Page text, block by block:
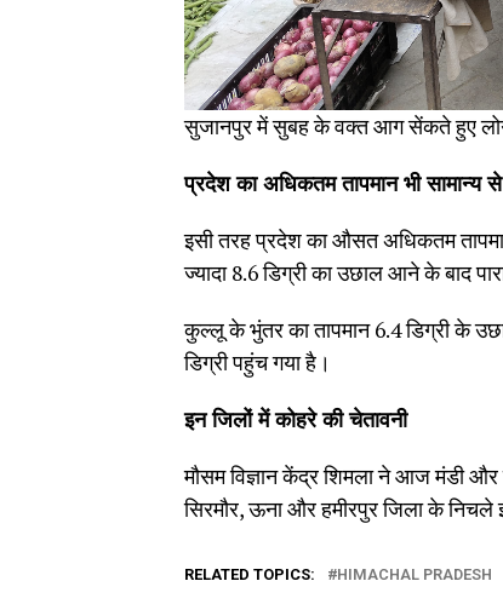
सुजानपुर में सुबह के वक्त आग सेंकते हुए
प्रदेश का अधिकतम तापमान भी सामान्य से
इसी तरह प्रदेश का औसत अधिकतम
ज्यादा 8.6 डिग्री का उछाल आने के बाद
कुल्लू के भुंतर का तापमान 6.4 डिग्री के
डिग्री पहुंच गया है।
इन जिलों में कोहरे की चेतावनी
मौसम विज्ञान केंद्र शिमला ने आज मंडी
सिरमौर, ऊना और हमीरपुर जिला के निचले
RELATED TOPICS: HIMACHAL PRADESH